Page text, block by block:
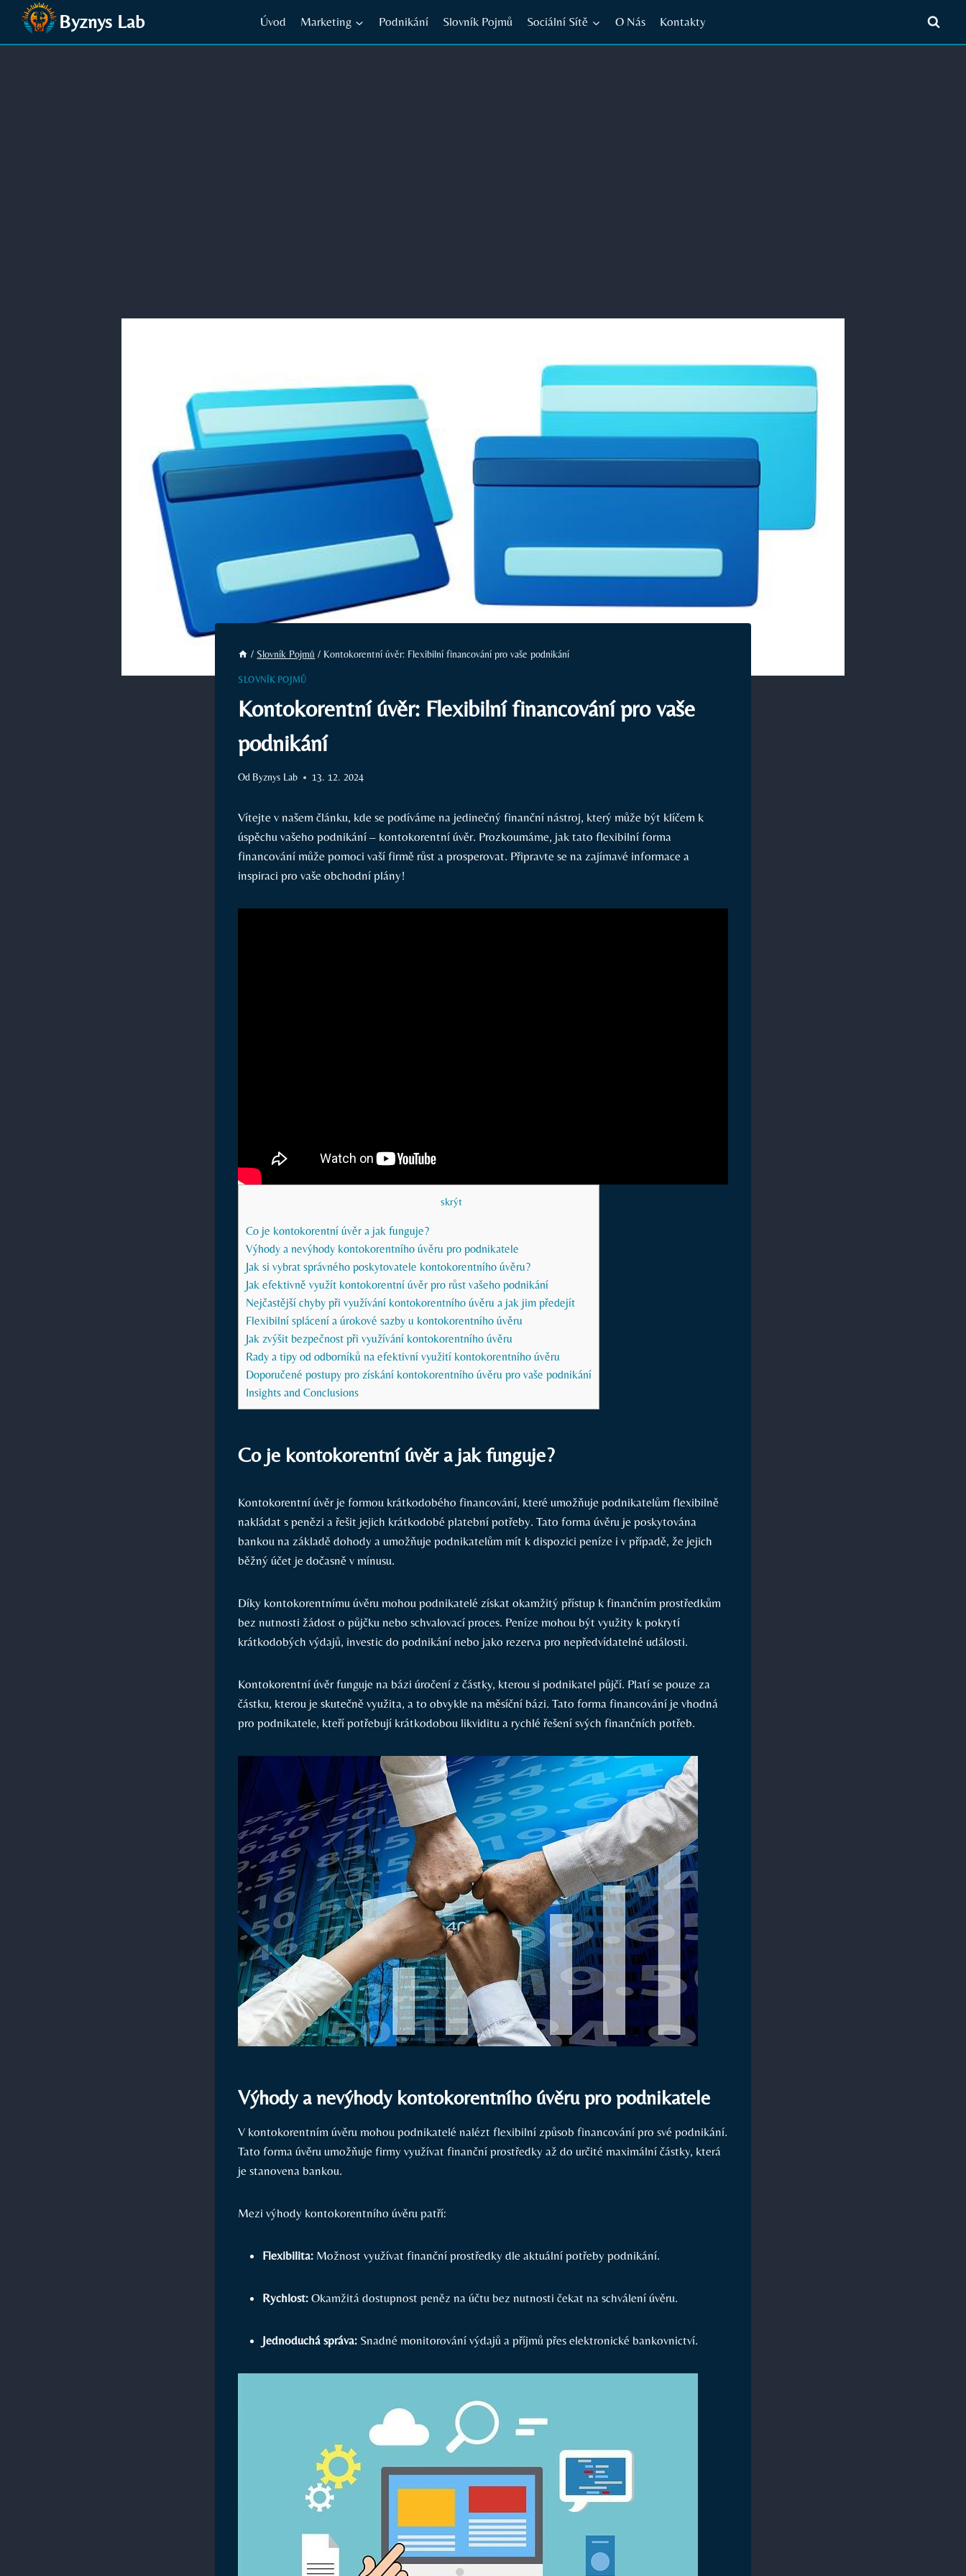
Přeskočit
obsah
Byznys Lab Úvod Marketing Podnikání Slovník Pojmů Sociální Sítě O Nás Kontakty
/ Slovník Pojmů / Kontokorentní úvěr: Flexibilní financování pro vaše podnikání
SLOVNÍK POJMŮ
Kontokorentní úvěr: Flexibilní financování pro vaše
podnikání
Od Byznys Lab 13. 12. 2024
Vítejte v našem článku, kde se podíváme na jedinečný finanční nástroj, který může být klíčem k
úspěchu vašeho podnikání – kontokorentní úvěr. Prozkoumáme, jak tato flexibilní forma
financování může pomoci vaší firmě růst a prosperovat. Připravte se na zajímavé informace a
inspiraci pro vaše obchodní plány!
skrýt
Co je kontokorentní úvěr a jak funguje?
Výhody a nevýhody kontokorentního úvěru pro podnikatele
Jak si vybrat správného poskytovatele kontokorentního úvěru?
Jak efektivně využít kontokorentní úvěr pro růst vašeho podnikání
Nejčastější chyby při využívání kontokorentního úvěru a jak jim předejít
Flexibilní splácení a úrokové sazby u kontokorentního úvěru
Jak zvýšit bezpečnost při využívání kontokorentního úvěru
Rady a tipy od odborníků na efektivní využití kontokorentního úvěru
Doporučené postupy pro získání kontokorentního úvěru pro vaše podnikání
Insights and Conclusions
Co je kontokorentní úvěr a jak funguje?
Kontokorentní úvěr je formou krátkodobého financování, které umožňuje podnikatelům flexibilně
nakládat s penězi a řešit jejich krátkodobé platební potřeby. Tato forma úvěru je poskytována
bankou na základě dohody a umožňuje podnikatelům mít k dispozici peníze i v případě, že jejich
běžný účet je dočasně v mínusu.
Díky kontokorentnímu úvěru mohou podnikatelé získat okamžitý přístup k finančním prostředkům
bez nutnosti žádost o půjčku nebo schvalovací proces. Peníze mohou být využity k pokrytí
krátkodobých výdajů, investic do podnikání nebo jako rezerva pro nepředvídatelné události.
Kontokorentní úvěr funguje na bázi úročení z částky, kterou si podnikatel půjčí. Platí se pouze za
částku, kterou je skutečně využita, a to obvykle na měsíční bázi. Tato forma financování je vhodná
pro podnikatele, kteří potřebují krátkodobou likviditu a rychlé řešení svých finančních potřeb.
Výhody a nevýhody kontokorentního úvěru pro podnikatele
V kontokorentním úvěru mohou podnikatelé nalézt flexibilní způsob financování pro své podnikání.
Tato forma úvěru umožňuje firmy využívat finanční prostředky až do určité maximální částky, která
je stanovena bankou.
Mezi výhody kontokorentního úvěru patří:
Flexibilita: Možnost využívat finanční prostředky dle aktuální potřeby podnikání.
Rychlost: Okamžitá dostupnost peněz na účtu bez nutnosti čekat na schválení úvěru.
Jednoduchá správa: Snadné monitorování výdajů a příjmů přes elektronické bankovnictví.